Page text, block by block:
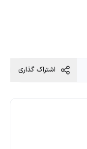
اشتراک گذاری